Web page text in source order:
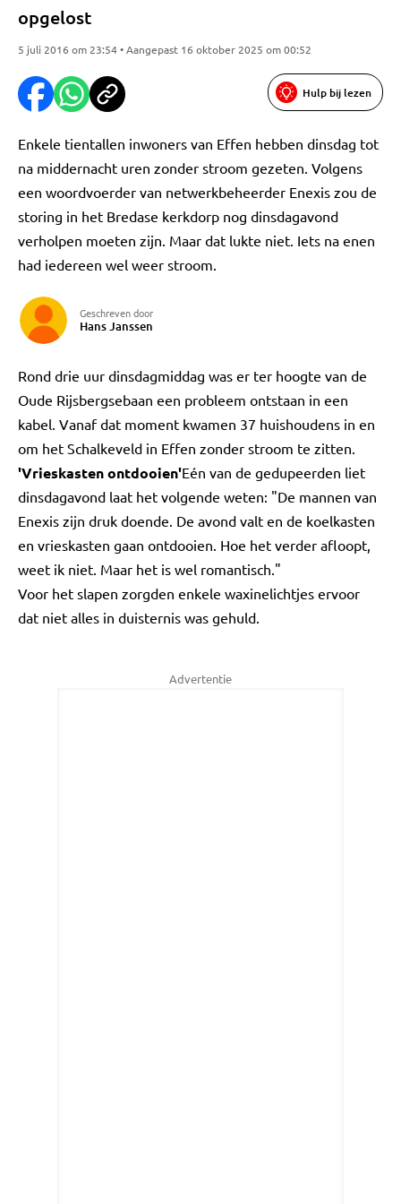
opgelost
5 juli 2016 om 23:54 • Aangepast 16 oktober 2025 om 00:52
Hulp bij lezen
Enkele tientallen inwoners van Effen hebben dinsdag tot
na middernacht uren zonder stroom gezeten. Volgens
een woordvoerder van netwerkbeheerder Enexis zou de
storing in het Bredase kerkdorp nog dinsdagavond
verholpen moeten zijn. Maar dat lukte niet. Iets na enen
had iedereen wel weer stroom.
Geschreven door
Hans Janssen
Rond drie uur dinsdagmiddag was er ter hoogte van de
Oude Rijsbergsebaan een probleem ontstaan in een
kabel. Vanaf dat moment kwamen 37 huishoudens in en
om het Schalkeveld in Effen zonder stroom te zitten.
'Vrieskasten ontdooien'Eén van de gedupeerden liet
dinsdagavond laat het volgende weten: "De mannen van
Enexis zijn druk doende. De avond valt en de koelkasten
en vrieskasten gaan ontdooien. Hoe het verder afloopt,
weet ik niet. Maar het is wel romantisch."
Voor het slapen zorgden enkele waxinelichtjes ervoor
dat niet alles in duisternis was gehuld.
Advertentie